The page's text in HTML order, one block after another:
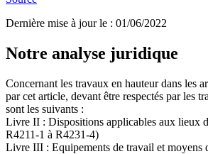
Dernière mise à jour le : 01/06/2022
Notre analyse juridique
Concernant les travaux en hauteur dans les
par cet article, devant être respectés par les
sont les suivants :
Livre II : Dispositions applicables aux lieux
R4211-1 à R4231-4)
Livre III : Equipements de travail et moyens